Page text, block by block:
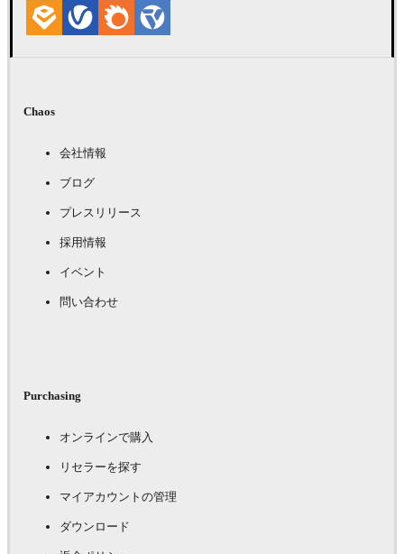
Chaos
会社情報
ブログ
プレスリリース
採用情報
イベント
問い合わせ
Purchasing
オンラインで購入
リセラーを探す
マイアカウントの管理
ダウンロード